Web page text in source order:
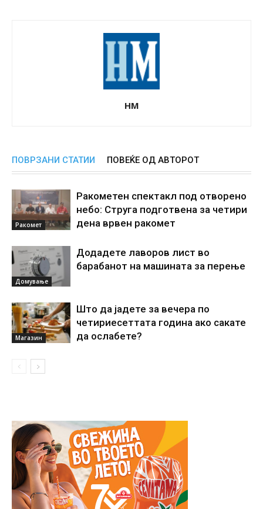
НМ
ПОВРЗАНИ СТАТИИ ПОВЕЌЕ ОД АВТОРОТ
Ракомет
Ракометен спектакл под отворено
небо: Струга подготвена за четири
дена врвен ракомет
Домување
Додадете лаворов лист во
барабанот на машината за перење
Магазин
Што да јадете за вечера по
четириесеттата година ако сакате
да ослабете?